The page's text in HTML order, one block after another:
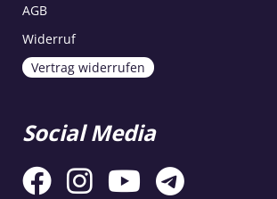
AGB
Widerruf
Vertrag widerrufen
Social Media